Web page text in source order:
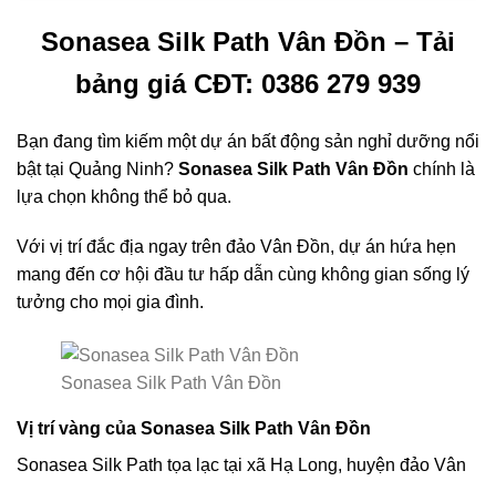
Sonasea Silk Path Vân Đồn – Tải
bảng giá CĐT: 0386 279 939
Bạn đang tìm kiếm một dự án bất động sản nghỉ dưỡng nổi
bật tại Quảng Ninh? Sonasea Silk Path Vân Đồn chính là
lựa chọn không thể bỏ qua.
Với vị trí đắc địa ngay trên đảo Vân Đồn, dự án hứa hẹn
mang đến cơ hội đầu tư hấp dẫn cùng không gian sống lý
tưởng cho mọi gia đình.
Sonasea Silk Path Vân Đồn
Vị trí vàng của Sonasea Silk Path Vân Đồn
Sonasea Silk Path tọa lạc tại xã Hạ Long, huyện đảo Vân